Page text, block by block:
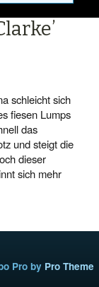
schleicht sich
fiesen Lumps
das
und steigt die
dieser
sich mehr
Pro by Pro Theme